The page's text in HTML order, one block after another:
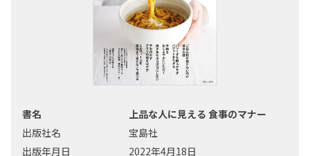
書名
上品な人に見える 食事のマナー
出版社名
宝島社
出版年月日
2022年4月18日